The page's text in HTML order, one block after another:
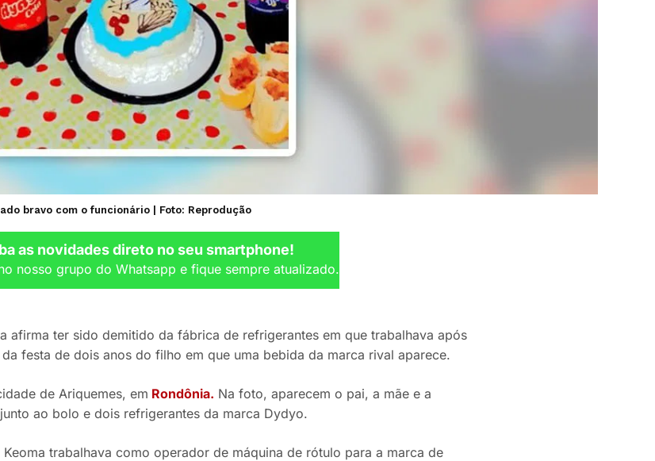
bravo com o funcionário | Foto: Reprodução
as novidades direto no seu smartphone!
nosso grupo do Whatsapp e fique sempre atualizado.
afirma ter sido demitido da fábrica de refrigerantes em que trabalhava após
festa de dois anos do filho em que uma bebida da marca rival aparece.
de Ariquemes, em Rondônia. Na foto, aparecem o pai, a mãe e a
ao bolo e dois refrigerantes da marca Dydyo.
trabalhava como operador de máquina de rótulo para a marca de